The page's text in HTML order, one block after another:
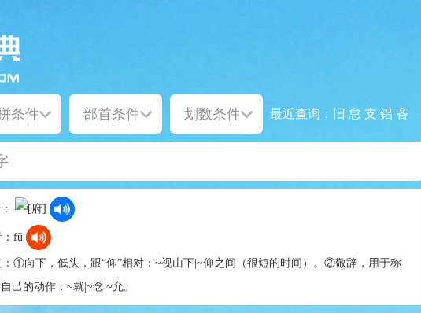
最近查询： 旧 怠 支 铝 吝
fǔ
①向下，低头，跟“仰”相对：~视山下|~仰之间（很短的时间）。②敬辞，用于称
己的动作：~就|~念|~允。